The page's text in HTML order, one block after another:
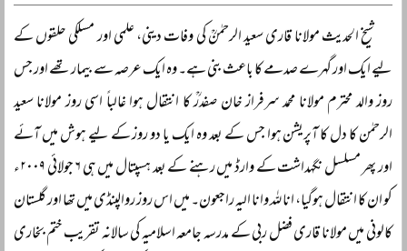
شیخ الحدیث مولانا قاری سعید الرحمٰنؒ کی وفات دینی، علمی اور مسلکی حلقوں کے
لیے ایک اور گہرے صدمے کا باعث بنی ہے۔ وہ ایک عرصہ سے بیمار تھے اور جس
روز والد محترم مولانا محمد سرفراز خان صفدرؒ کا انتقال ہوا غالباً اسی روز مولانا سعید
الرحمٰن کا دل کا آپریشن ہوا جس کے بعد وہ ایک یا دو روز کے لیے ہوش میں آئے
اور پھر مسلسل نگہداشت کے وارڈ میں رہنے کے بعد ہسپتال میں ہی ۶ جولائی ۲۰۰۹ء
کو ان کا انتقال ہوگیا، انا للہ وانا الیہ راجعون۔ میں اس روز روالپنڈی میں تھا اور گلستان
کالونی میں مولانا قاری فضل ربی کے مدرسہ جامعہ اسلامیہ کی سالانہ تقریب ختم بخاری